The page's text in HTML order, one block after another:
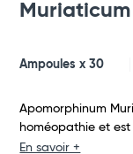
Total
Ampoules x 30
Apomorphinum
homéopathie et
En savoir +